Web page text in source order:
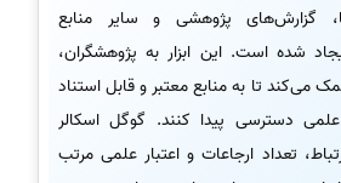
گزارش‌های پژوهشی و سایر منابع
شده است. این ابزار به پژوهشگران،
می‌کند تا به منابع معتبر و قابل استناد
دسترسی پیدا کنند. گوگل اسکالر
تعداد ارجاعات و اعتبار علمی مرتب